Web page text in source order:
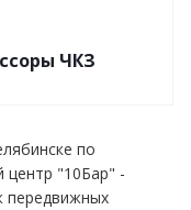
ЧКЗ
по
центр "10Бар" -
передвижных